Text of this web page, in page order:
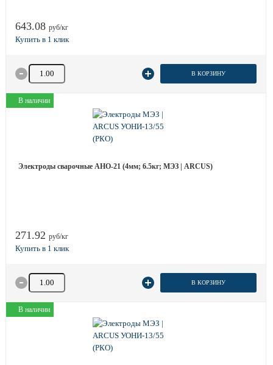
643.08 руб/кг
Количество товара В КОРЗИНУ
В наличии
Электроды сварочные АНО-21 (4мм; 6.5кг; МЭЗ | ARCUS)
271.92 руб/кг
Количество товара В КОРЗИНУ
В наличии